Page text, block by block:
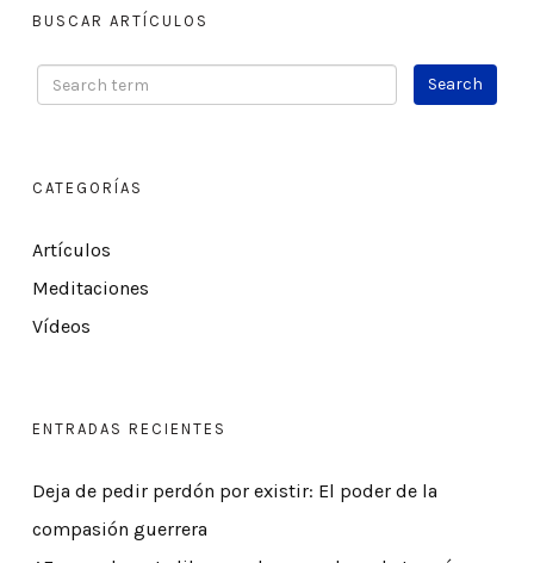
BUSCAR ARTÍCULOS
CATEGORÍAS
Artículos
Meditaciones
Vídeos
ENTRADAS RECIENTES
Deja de pedir perdón por existir: El poder de la
compasión guerrera